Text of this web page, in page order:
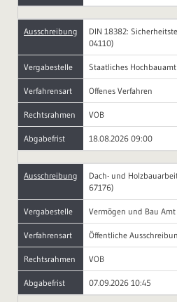
Ausschreibung
DIN 18382:
04110)
Vergabestelle Staatliches
Verfahrensart Offenes Verfahren
Rechtsrahmen VOB
Abgabefrist 18.08.2026 09:00
Ausschreibung
Dach- und
67176)
Vergabestelle Vermögen und Bau Amt
Verfahrensart Öffentliche
Rechtsrahmen VOB
Abgabefrist 07.09.2026 10:45